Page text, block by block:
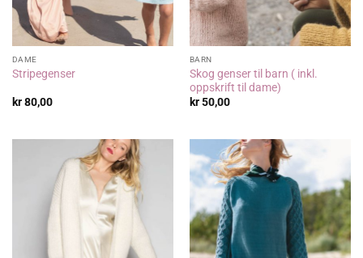
DAME
Stripegenser
kr80,00
BARN
Skog genser til barn ( inkl.
oppskrift til dame)
kr50,00